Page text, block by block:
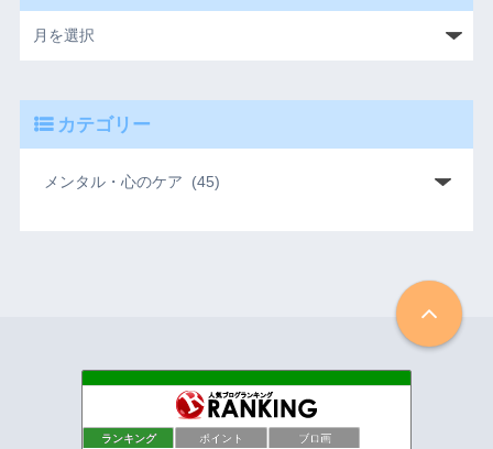
カテゴリー
ランキング ポイント ブロ画
アルバイトでも出来るテレアポのコツ
118位 新卒採用担当のつぶやき